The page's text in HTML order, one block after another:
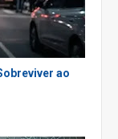
ao